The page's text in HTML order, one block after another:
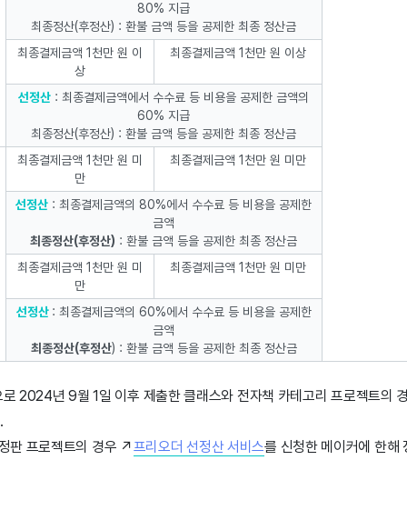
80% 지급
최종정산(후정산) : 환불 금액 등을 공제한 최종 정산금
최종결제금액 1천만 원 이
상
최종결제금액 1천만 원 이상
선정산 : 최종결제금액에서 수수료 등 비용을 공제한 금액의
60% 지급
최종정산(후정산) : 환불 금액 등을 공제한 최종 정산금
최종결제금액 1천만 원 미
만
최종결제금액 1천만 원 미만
선정산 : 최종결제금액의 80%에서 수수료 등 비용을 공제한
금액
최종정산(후정산) : 환불 금액 등을 공제한 최종 정산금
최종결제금액 1천만 원 미
만
최종결제금액 1천만 원 미만
선정산 : 최종결제금액의 60%에서 수수료 등 비용을 공제한
금액
최종정산(후정산) : 환불 금액 등을 공제한 최종 정산금
2024년 9월 1일 이후 제출한 클래스와 전자책 카테고리 프로젝트의
판 프로젝트의 경우 ↗️프리오더 선정산 서비스를 신청한 메이커에 한해